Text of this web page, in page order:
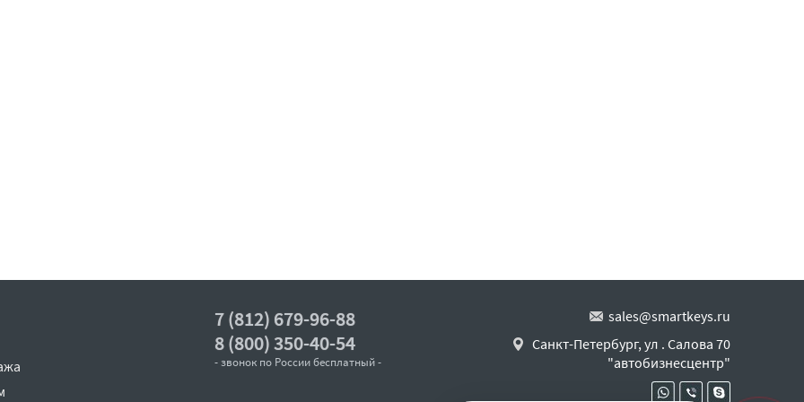
7 (812) 679-96-88
8 (800) 350-40-54
- звонок по России бесплатный -
sales@smartkeys.ru
Санкт-Петербург, ул . Салова 70
"автобизнесцентр"